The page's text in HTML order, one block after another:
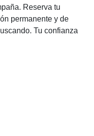
Reserva tu
permanente y de
Tu confianza